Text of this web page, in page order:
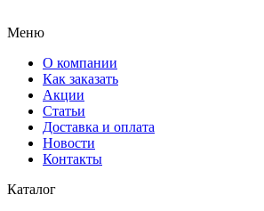
Меню
О компании
Как заказать
Акции
Статьи
Доставка и оплата
Новости
Контакты
Каталог